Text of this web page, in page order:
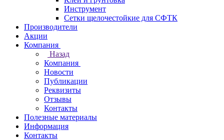
Инструмент
Сетки щелочестойкие для СФТК
Производители
Акции
Компания
Назад
Компания
Новости
Публикации
Реквизиты
Отзывы
Контакты
Полезные материалы
Информация
Контакты